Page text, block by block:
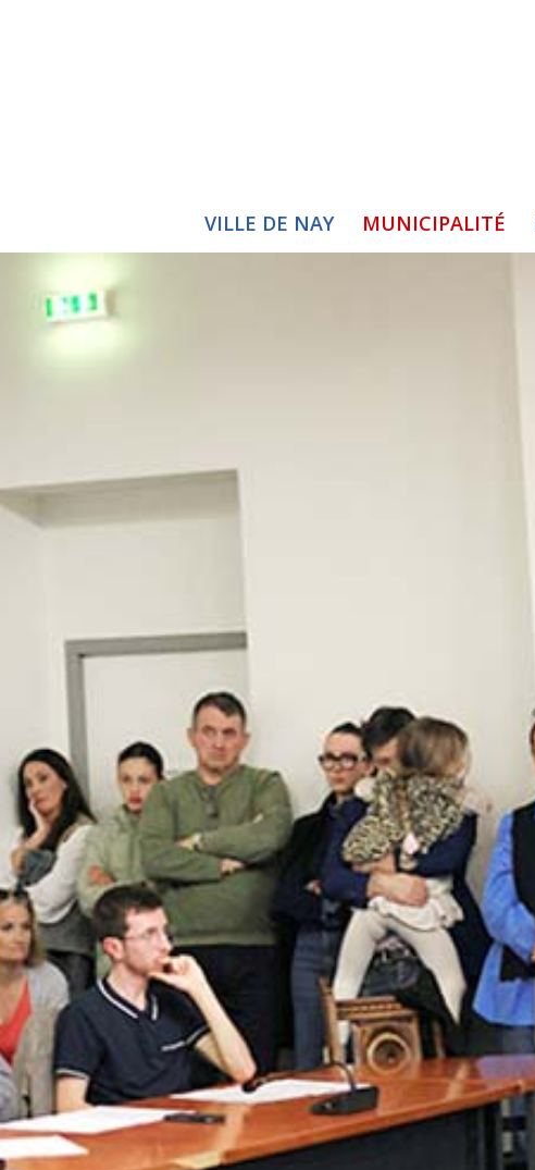
VILLE DE NAY MUNICIPALITÉ